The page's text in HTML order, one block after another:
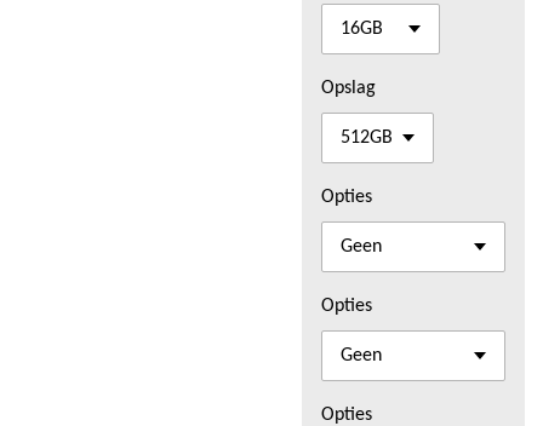
Opslag
Opties
Opties
Opties